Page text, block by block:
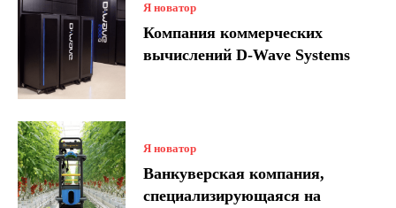
Я новатор
Компания коммерческих
вычислений D-Wave Systems
Я новатор
Ванкуверская компания,
специализирующаяся на